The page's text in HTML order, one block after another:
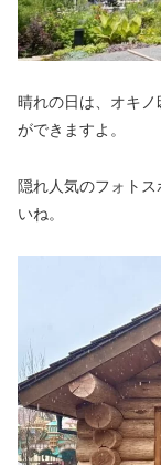
晴れの日は、オキ
ができますよ。
隠れ人気のフォト
いね。